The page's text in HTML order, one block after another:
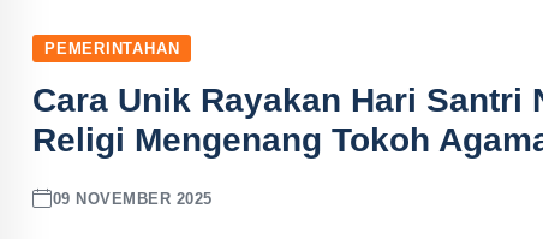
PEMERINTAHAN
Cara Unik Rayakan Hari Santri
Religi Mengenang Tokoh
09 NOVEMBER 2025